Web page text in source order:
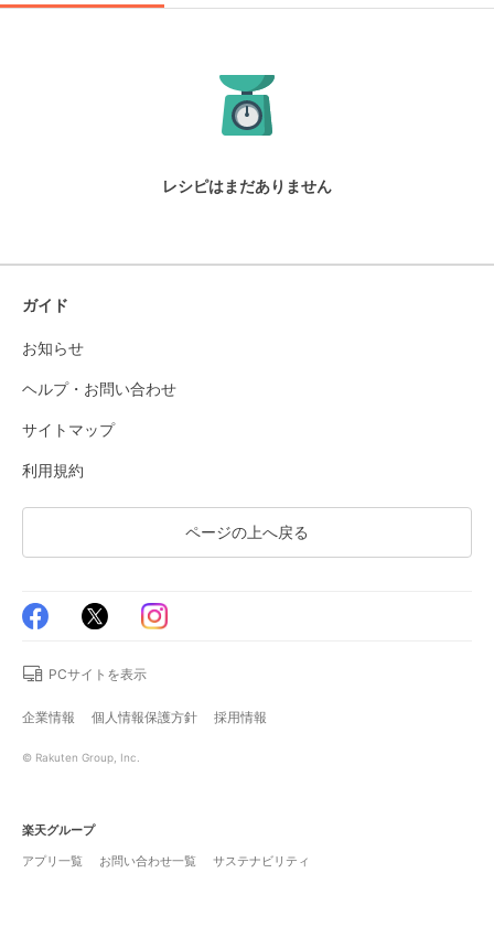
レシピはまだありません
ガイド
お知らせ
ヘルプ・お問い合わせ
サイトマップ
利用規約
ページの上へ戻る
PCサイトを表示
企業情報 個人情報保護方針 採用情報
© Rakuten Group, Inc.
楽天グループ
アプリ一覧
お問い合わせ一覧 サステナビリティ